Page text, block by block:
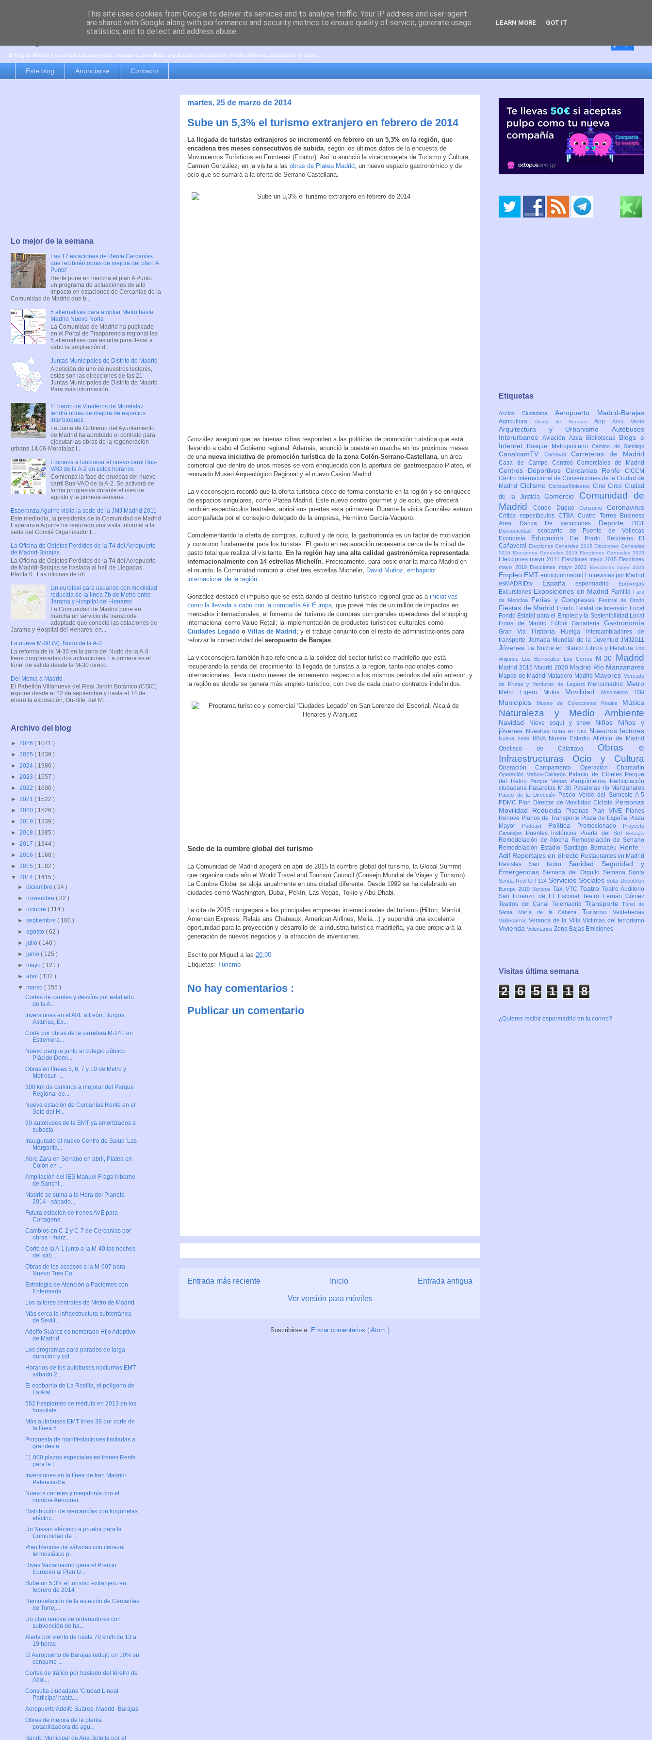
es por madrid
El blog de Madrid y su actualidad, proyectos, transporte, movilidad, arquitectura, participación, medio ambiente, educación, empleo, ...
Este blog Anunciarse Contacto
martes, 25 de marzo de 2014
Sube un 5,3% el turismo extranjero en febrero de 2014
La llegada de turistas extranjeros se incrementó en febrero en un 5,3% en la región, que
encadena tres meses consecutivos de subida , según los últimos datos de la encuesta de
Movimientos Turísticos en Fronteras (Frontur). Así lo anunció la viceconsejera de Turismo y Cultura,
Carmen González, en la visita a las obras de Platea Madrid , un nuevo espacio gastronómico y de
ocio que se sumará a la oferta de Serrano-Castellana.
González aseguró que las buenas cifras responden a las políticas de promoción turística que está
llevando a cabo el Gobierno regional. Además, anunció la puesta en marcha en los próximos meses
de una nueva iniciativa de promoción turística de la zona Colón-Serrano-Castellana, un área
comercial que dentro de unos meses se verá enriquecida con la apertura del gastroespacio Platea, el
renovado Museo Arqueológico Regional y el nuevo Casino Madrid.
La viceconsejera recordó que la oferta turística crece de forma constante en la región y se enriquece
de espacios singulares, como Platea Madrid. Este nuevo centro gourmet y de ocio, que ofrecerá
también espectáculos teatrales, abrirá sus puertas esta primavera. Durante la visita González estuvo
acompañada por el consejero delegado de la empresa, Herminio García-Vaquero.
Complementando la oferta de compras, cultural y de ocio, la gastronomía es un factor de motivación
y consumo fundamental para los turistas. El gasto en restauración representa cerca de la mitad de
gasto total que realiza el visitante.
En la región hay una alta calidad gastronómica representada
internacionalmente con 14 estrellas Michelín . Precisamente, para posicionar la marca Madrid en
el mundo, la Comunidad nombró al chef tres estrellas Michelin,
David Muñoz, embajador
internacional de la región.
González destacó el impulso que se está dando al destino turístico regional gracias a iniciativas
como la llevada a cabo con la compañía Air Europa , que prevé más de un millón de impactos en
mercados internacionales; el fomento del turismo de compras con grandes operadores del shopping
internacional como Value Retail; la implementación de productos turísticos culturales como
Ciudades Legado o Villas de Madrid ; y el trabajo conjunto con el resto de administraciones para
reforzar la conectividad del aeropuerto de Barajas
La viceconsejera también hizo referencia a la solidez del sector turístico madrileño que está
recuperando la senda del crecimiento: la llegada de turistas a la región, tanto nacionales como
internacionales, lleva cuatro meses de incremento respecto a los mismos periodos del año anterior; y
la región es donde se genera más empleo turístico, con tres de cada cuatro contratos indefinidos.
Sede de la cumbre global del turismo
La Comunidad de Madrid acogerá en abril de 2015 la cumbre global del turismo, la Global Summit
que organiza cada año el World Travel and Tourism Council (Consejo Mundial de Viajes y Turismo).
La Cumbre Global se aloja anualmente en una ciudad diferente. Desde 1999 se ha celebrado en
ciudades como Washington, Dubai, Pekín, Las Vegas, Tokio y Abu Dhabi.
La cita de 2015 congregará a las principales empresas internacionales del turismo (Hilton, Marriot,
American Express, Relais ans Chateaux, American Airlines, Melia...) y supondrá una excelente
oportunidad para la proyección y desarrollo de la industria turística madrileña, ya que propiciará la
generación de nuevos negocios y la atracción de inversiones.
Escrito por Miguel a las 20:00
Etiquetas: Turismo
No hay comentarios :
Publicar un comentario
Entrada más reciente Entrada antigua
Inicio
Ver versión para móviles
Suscribirse a: Enviar comentarios ( Atom )
Lo mejor de la semana
Las 17 estaciones de Renfe Cercanías
que recibirán obras de mejora del plan 'A
Punto'
Renfe pone en marcha el plan A Punto ,
un programa de actuaciones de alto
impacto en estaciones de Cercanías de la
Comunidad de Madrid que b...
5 alternativas para ampliar Metro hasta
Madrid Nuevo Norte
La Comunidad de Madrid ha publicado
en el Portal de Trasparencia regional las
5 alternativas que estudia para llevar a
cabo la ampliación d...
Juntas Municipales de Distrito de Madrid
A petición de uno de nuestros lectores,
estas son las direcciones de las 21
Juntas Municipales de Distrito de Madrid .
Para más información ...
El barrio de Vinateros de Moratalaz
tendrá obras de mejora de espacios
interbloques
La Junta de Gobierno del Ayuntamiento
de Madrid ha aprobado el contrato para
ejecutar las obras de la regeneración
urbana 14.06-Moratalaz I...
Empieza a funcionar el nuevo carril Bus-
VAO de la A-2 en estos horarios
Comienza la fase de pruebas del nuevo
carril Bus-VAO de la A-2. Se activará de
forma progresiva durante el mes de
agosto y la primera semana...
Esperanza Aguirre visita la sede de la JMJ Madrid 2011
Este mediodía, la presidenta de la Comunidad de Madrid
Esperanza Aguirre ha realizado una visita informal a la
sede del Comité Organizador L...
La Oficina de Objetos Perdidos de la T4 del Aeropuerto
de Madrid-Barajas
La Oficina de Objetos Perdidos de la T4 del Aeropuerto
de Madrid-Barajas se traslada al hall de Llegadas,
Planta 0 . Las oficinas de ob...
Un eurotaxi para usuarios con movilidad
reducida de la línea 7b de Metro entre
Jarama y Hospital del Henares
La Comunidad de Madrid pone en
marcha un servicio de transporte
adaptado que conecta las estaciones de
Jarama y Hospital del Henares, en...
La nueva M-30 (V), Nudo de la A-3
La reforma de la M-30 en la zona del Nudo de la A-3
tiene programadas dos actuaciones: La primera es el
túnel de salida desde la M-30 direcc...
Del Moma a Madrid
El Pabellón Villanueva del Real Jardín Botánico (CSIC)
expone desde el 22 de septiembre y hasta el 14 de
enero la exposición, On-Site, del M...
Archivo del blog
► 2026 ( 1041 )
► 2025 ( 1839 )
► 2024 ( 1986 )
► 2023 ( 1557 )
► 2022 ( 1600 )
► 2021 ( 1522 )
► 2020 ( 1526 )
► 2019 ( 1339 )
► 2018 ( 1385 )
► 2017 ( 1344 )
► 2016 ( 1168 )
► 2015 ( 1182 )
▼ 2014 ( 1415 )
►diciembre( 94 )
►noviembre( 82 )
►octubre( 114 )
►septiembre( 100 )
►agosto( 62 )
►julio( 140 )
►junio( 125 )
►mayo( 121 )
►abril( 132 )
▼marzo( 155 )
Cortes de carriles y desvíos por asfaltado
de la A...
Inversiones en el AVE a León, Burgos,
Asturias, Ex...
Corte por obras de la carretera M-241 en
Estremera...
Nuevo parque junto al colegio público
Plácido Domi...
Obras en líneas 5, 6, 7 y 10 de Metro y
Metrosur -...
300 km de caminos a mejorar del Parque
Regional de...
Nueva estación de Cercanías Renfe en el
Soto del H...
90 autobuses de la EMT ya amortizados a
subasta
Inaugurado el nuevo Centro de Salud 'Las
Margarita...
Abre Zara en Serrano en abril, Platea en
Colón en ...
Ampliación del IES Manuel Fraga Iribarne
de Sanchi...
Madrid se suma a la Hora del Planeta
2014 - sábado...
Futura estación de trenes AVE para
Cartagena
Cambios en C-2 y C-7 de Cercanías por
obras - marz...
Corte de la A-1 junto a la M-40 las noches
del sáb...
Obras de los accesos a la M-607 para
Nuevo Tres Ca...
Estrategia de Atención a Pacientes con
Enfermeda...
Los talleres centrales de Metro de Madrid
Más cerca la infraestructura subterránea
de Sevill...
Adolfo Suárez es nombrado Hijo Adoptivo
de Madrid
Los programas para parados de larga
duración y col...
Horarios de los autobuses nocturnos EMT -
sábado 2...
El ecobarrio de La Rosilla, el polígono de
La Atal...
562 trasplantes de médula en 2013 en los
hospitale...
Más autobuses EMT línea 38 por corte de
la línea 5...
Propuesta de manifestaciones limitadas a
grandes a...
11.000 plazas especiales en trenes Renfe
para la F...
Inversiones en la línea de tren Madrid-
Palencia-Sa...
Nuevos carteles y megafonía con el
nombre Aeropuer...
Distribución de mercancías con furgonetas
eléctric...
Un Nissan eléctrico a prueba para la
Comunidad de ...
Plan Renove de válvulas con cabezal
termostático p...
Rivas Vaciamadrid gana el Premio
Europeo al Plan U...
Sube un 5,3% el turismo extranjero en
febrero de 2014
Remodelación de la estación de Cercanías
de Torrej...
Un plan renove de ordenadores con
subvención de ha...
Alerta por viento de hasta 70 km/h de 13 a
19 horas
El Aeropuerto de Barajas redujo un 10% su
consumo ...
Cortes de tráfico por traslado del féretro de
Adol...
Consulta ciudadana 'Ciudad Lineal
Participa' hasta...
Aeropuerto Adolfo Suárez, Madrid- Barajas
Obras de mejora de la planta
potabilizadora de agu...
Bando Municipal de Ana Botella por el
Etiquetas
Acción Ciudadana Aeropuerto Madrid-Barajas
Agricultura Alcalá de HenaresAppArco Verde
Arquitectura y Urbanismo Autobuses
Interurbanos Aviación Azca Bibliotecas Blogs e
Internet
Bosque MetropolitanoCamino de Santiago
CanalcamTV Carnaval Carreteras de Madrid
Casa de Campo Centros Comerciales de Madrid
Centros Deportivos Cercanías Renfe CICCM
Centro Internacional de Convenciones de la Ciudad de
Madrid CiclismoCiclistasMolestos CineCircoCiudad
de la JusticiaComercio Comunidad de
MadridConde Duque Consumo Coronavirus
Crítica espectáculosCTBA Cuatro Torres Business
Area
Danza De vacaciones Deporte DGT
Discapacidad ecobarrio de Puente de Vallecas
Economía Educación Eje Prado Recoletos
El
Cañaveral
Elecciones Generales 2015 Elecciones Generales
2016 Elecciones Generales 2019 Elecciones Generales 2023
Elecciones mayo 2011 Elecciones mayo 2015 Elecciones
mayo 2019
Elecciones mayo 2021 Elecciones mayo 2023
Empleo EMT enbicipormadrid Entrevistas por Madrid
esMADRIDtv Españaespormadrid Eurovegas
Excursiones Exposiciones en Madrid Familia Faro
de Moncloa
Ferias y Congresos Festival de Otoño
Fiestas de Madrid Fondo Estatal de Inversión Local
Fondo Estatal para el Empleo y la Sostenibilidad Local
Fotos de Madrid
FútbolGanaderíaGastronomía
Gran Vía Historia Huelga
Intercambiadores de
transporte Jornada Mundial de la Juventud JMJ2011
Jóvenes La Noche en Blanco Libros y literatura
Los
Ahijones
Los Berrocales Los Cerros M-30 Madrid
Madrid 2016 Madrid 2020 Madrid Río Manzanares
Mapas de Madrid Matadero Madrid Mayores Mercado
de Frutas y Verduras de Legazpi
Mercamadrid Metro
Metro Ligero Motos Movilidad Movimiento 15M
Municipios Museo de Colecciones Reales Música
Naturaleza y Medio Ambiente
Navidad Nieve esquí y snow Niños Niños y
jóvenes
Nuestras rutas en bici Nuestros lectores
Nueva sede BBVA
Nuevo Estadio Atlético de Madrid
Obelisco de Calatrava Obras e
Infraestructuras Ocio y Cultura
Operación Campamento Operación Chamartín
Operación Mahou-Calderón Palacio de Cibeles Parque
del Retiro
Parque Ventas Parquímetros
Participación
ciudadana Pasarelas M-30 Pasarelas río Manzanares
Paseo de la Dirección
Paseo Verde del Suroeste A-5
PDMC Plan Director de Movilidad Ciclista Personas
Movilidad Reducida
Piscinas Plan VIVE
Planes
Renove Planos de Transporte Plaza de España Plaza
Mayor
Podcast Política Promocionado
Proyecto
Canalejas
Puentes históricos Puerta del Sol Rebajas
Remodelación de Atocha
Remodelación de Serrano
Remodelación Estadio Santiago Bernabéu Renfe -
Adif Reportajes en directo Restaurantes en Madrid
Revistas San Isidro Sanidad Seguridad y
Emergencias Semana del Orgullo Semana Santa
Senda Real GR-124 Servicios SocialesSolar Decathlon
Europe 2010 Sorteos Taxi-VTC Teatro Teatro Auditorio
San Lorenzo de El EscorialTeatro Fernán Gómez
Teatros del Canal Telemadrid TransporteTúnel de
Santa María de la Cabeza Turismo Valdebebas
ValdecarrosVeranos de la VillaVíctimas del terrorismo
Vivienda Voluntarios Zona Bajas Emisiones
Visitas última semana
2 6 5 1 1 9
¿Quieres recibir espormadrid en tu correo?
This site uses cookies from Google to deliver its services and to analyze traffic. Your IP address and user-agent
are shared with Google along with performance and security metrics to ensure quality of service, generate usage
statistics, and to detect and address abuse.
LEARN MORE GOT IT